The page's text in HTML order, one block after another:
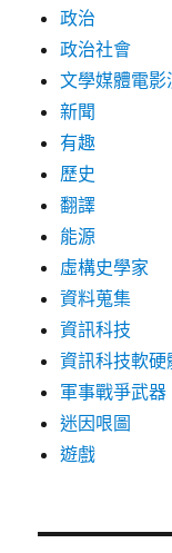
政治
政治社會
文學媒體電影
新聞
有趣
歷史
翻譯
能源
虛構史學家
資料蒐集
資訊科技
資訊科技軟硬
軍事戰爭武器
迷因哏圖
遊戲